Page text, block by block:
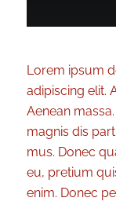
Lorem ipsum
adipiscing elit.
Aenean
magnis dis
mus. Donec
eu, pretium
enim. Donec